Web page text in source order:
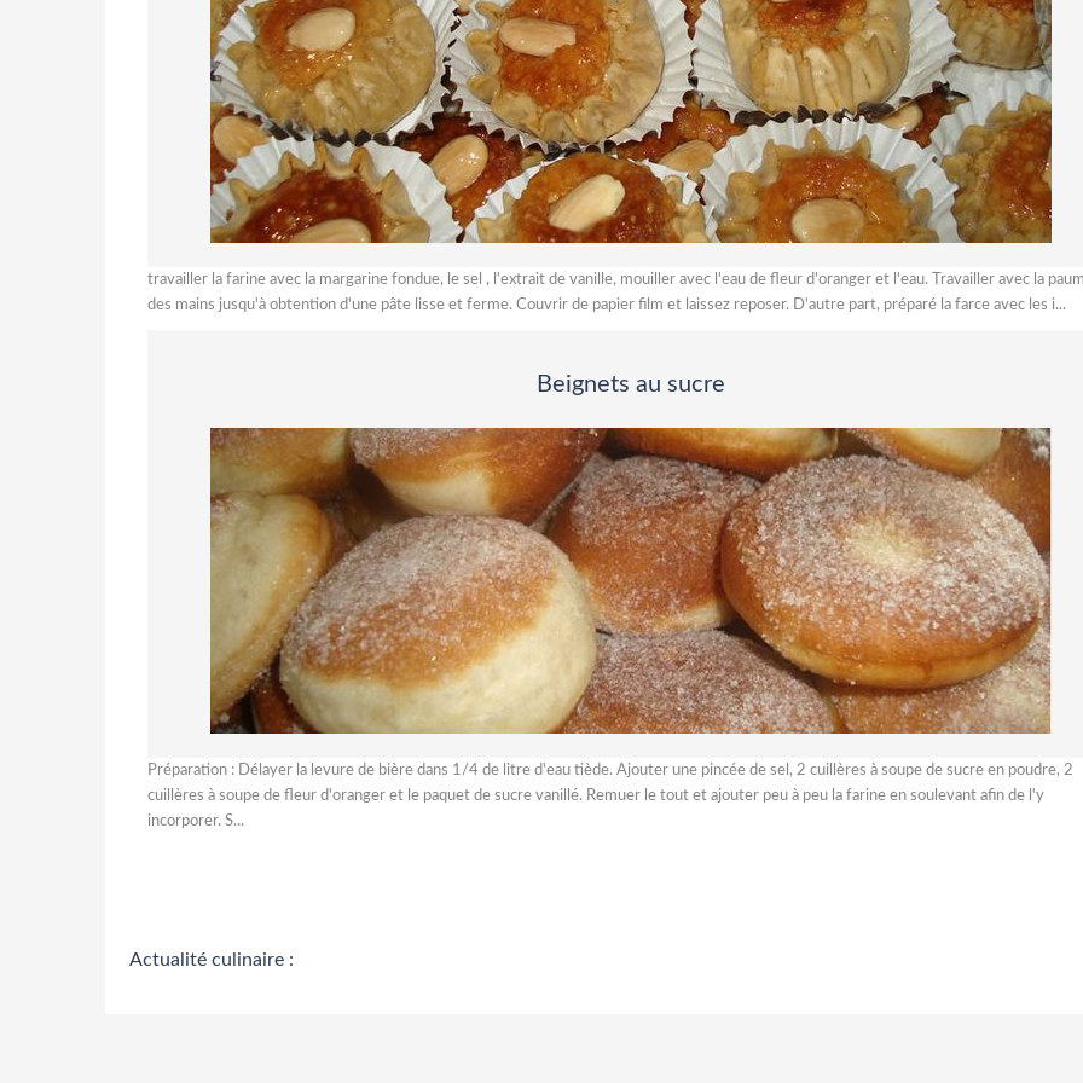
travailler la farine avec la margarine fondue, le sel , l'extrait de vanille, mouiller avec l'eau de fleur d'oranger et l'eau. Travailler avec la
des mains jusqu'à obtention d'une pâte lisse et ferme. Couvrir de papier film et laissez reposer. D'autre part, préparé la farce avec les i...
Beignets au sucre
Préparation : Délayer la levure de bière dans 1/4 de litre d'eau tiède. Ajouter une pincée de sel, 2 cuillères à soupe de sucre en poudre, 2
cuillères à soupe de fleur d'oranger et le paquet de sucre vanillé. Remuer le tout et ajouter peu à peu la farine en soulevant afin de l'y
incorporer. S...
Actualité culinaire :